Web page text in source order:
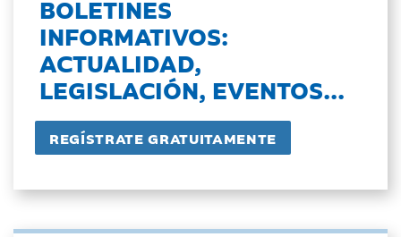
BOLETINES
INFORMATIVOS:
ACTUALIDAD,
LEGISLACIÓN, EVENTOS...